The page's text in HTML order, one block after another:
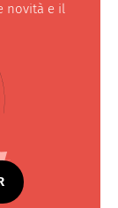
novità e il